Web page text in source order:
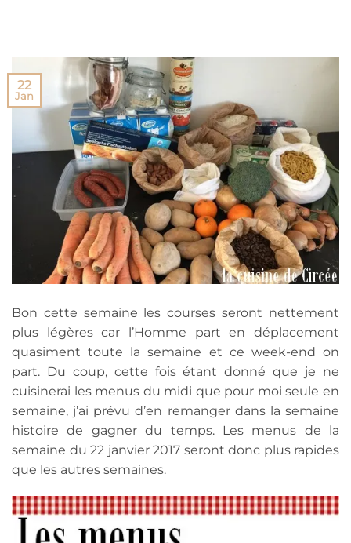
22
Jan
Bon cette semaine les courses seront nettement
plus légères car l’Homme part en déplacement
quasiment toute la semaine et ce week-end on
part. Du coup, cette fois étant donné que je ne
cuisinerai les menus du midi que pour moi seule en
semaine, j’ai prévu d’en remanger dans la semaine
histoire de gagner du temps. Les menus de la
semaine du 22 janvier 2017 seront donc plus rapides
que les autres semaines.